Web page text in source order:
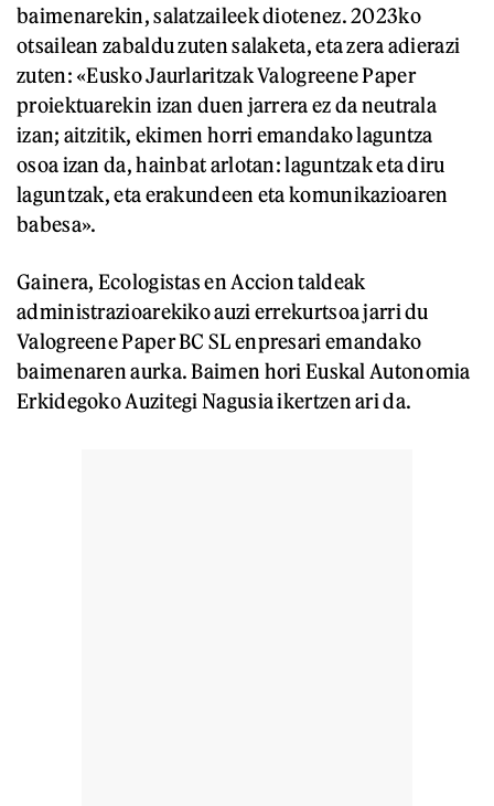
baimenarekin, salatzaileek diotenez. 2023ko
otsailean zabaldu zuten salaketa, eta zera adierazi
zuten: «Eusko Jaurlaritzak Valogreene Paper
proiektuarekin izan duen jarrera ez da neutrala
izan; aitzitik, ekimen horri emandako laguntza
osoa izan da, hainbat arlotan: laguntzak eta diru
laguntzak, eta erakundeen eta komunikazioaren
babesa».
Gainera, Ecologistas en Accion taldeak
administrazioarekiko auzi errekurtsoa jarri du
Valogreene Paper BC SL enpresari emandako
baimenaren aurka. Baimen hori Euskal Autonomia
Erkidegoko Auzitegi Nagusia ikertzen ari da.